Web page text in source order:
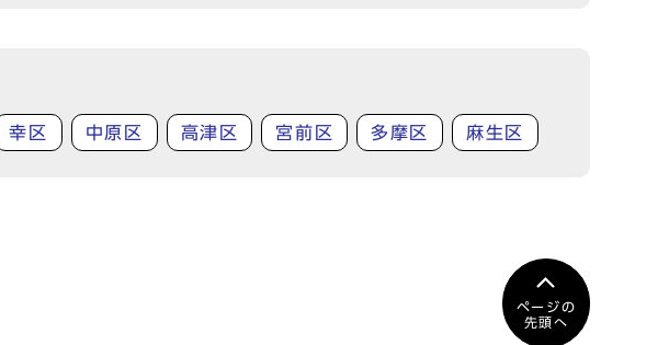
幸区 中原区 高津区 宮前区 多摩区 麻生区
ページの
先頭へ